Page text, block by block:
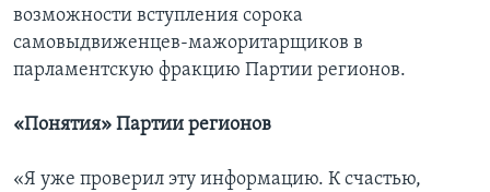
возможности вступления сорока
самовыдвиженцев-мажоритарщиков в
парламентскую фракцию Партии регионов.
«Понятия» Партии регионов
«Я уже проверил эту информацию. К счастью,